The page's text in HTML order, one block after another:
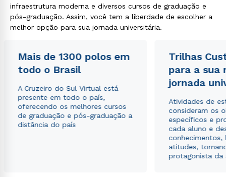
infraestrutura moderna e diversos cursos de graduação e
pós-graduação. Assim, você tem a liberdade de escolher a
melhor opção para sua jornada universitária.
Mais de 1300 polos em
todo o Brasil
A Cruzeiro do Sul Virtual está
presente em todo o país,
oferecendo os melhores cursos
de graduação e pós-graduação a
distância do país
Trilhas
para a sua
jornada
Atividades de
consideram os
específicos e
cada aluno e
conhecimentos,
atitudes,
protagonista da